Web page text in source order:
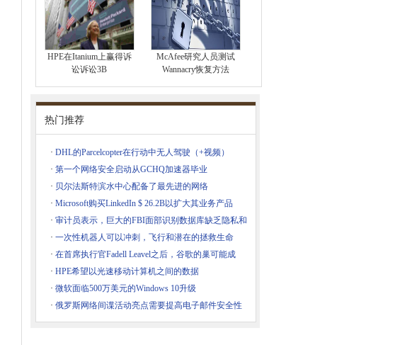
HPE在Itanium上赢得诉
讼诉讼3B
McAfee研究人员测试
Wannacry恢复方法
热门推荐
· DHL的Parcelcopter在行动中无人驾驶（+视频）
· 第一个网络安全启动从GCHQ加速器毕业
· 贝尔法斯特滨水中心配备了最先进的网络
· Microsoft购买LinkedIn $ 26.2B以扩大其业务产品
· 审计员表示，巨大的FBI面部识别数据库缺乏隐私和
· 一次性机器人可以冲刺，飞行和潜在的拯救生命
· 在首席执行官Fadell Leavel之后，谷歌的巢可能成
· HPE希望以光速移动计算机之间的数据
· 微软面临500万美元的Windows 10升级
· 俄罗斯网络间谍活动亮点需要提高电子邮件安全性